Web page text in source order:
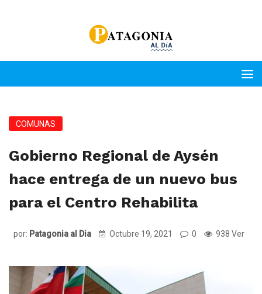
COMUNAS
Gobierno Regional de Aysén
hace entrega de un nuevo bus
para el Centro Rehabilita
por: Patagonia al Dia Octubre 19, 2021 0 938 Ver